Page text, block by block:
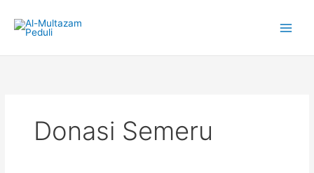
content
Donasi Semeru